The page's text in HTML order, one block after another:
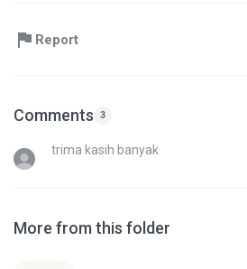
Report
Comments 3
trima kasih banyak
More from this folder